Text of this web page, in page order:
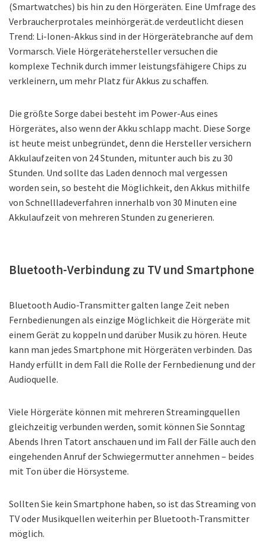
(Smartwatches) bis hin zu den Hörgeräten. Eine Umfrage des
Verbraucherprotales meinhörgerät.de verdeutlicht diesen
Trend: Li-Ionen-Akkus sind in der Hörgerätebranche auf dem
Vormarsch. Viele Hörgerätehersteller versuchen die
komplexe Technik durch immer leistungsfähigere Chips zu
verkleinern, um mehr Platz für Akkus zu schaffen.
Die größte Sorge dabei besteht im Power-Aus eines
Hörgerätes, also wenn der Akku schlapp macht. Diese Sorge
ist heute meist unbegründet, denn die Hersteller versichern
Akkulaufzeiten von 24 Stunden, mitunter auch bis zu 30
Stunden. Und sollte das Laden dennoch mal vergessen
worden sein, so besteht die Möglichkeit, den Akkus mithilfe
von Schnellladeverfahren innerhalb von 30 Minuten eine
Akkulaufzeit von mehreren Stunden zu generieren.
Bluetooth-Verbindung zu TV und Smartphone
Bluetooth Audio-Transmitter galten lange Zeit neben
Fernbedienungen als einzige Möglichkeit die Hörgeräte mit
einem Gerät zu koppeln und darüber Musik zu hören. Heute
kann man jedes Smartphone mit Hörgeräten verbinden. Das
Handy erfüllt in dem Fall die Rolle der Fernbedienung und der
Audioquelle.
Viele Hörgeräte können mit mehreren Streamingquellen
gleichzeitig verbunden werden, somit können Sie Sonntag
Abends Ihren Tatort anschauen und im Fall der Fälle auch den
eingehenden Anruf der Schwiegermutter annehmen – beides
mit Ton über die Hörsysteme.
Sollten Sie kein Smartphone haben, so ist das Streaming von
TV oder Musikquellen weiterhin per Bluetooth-Transmitter
möglich.